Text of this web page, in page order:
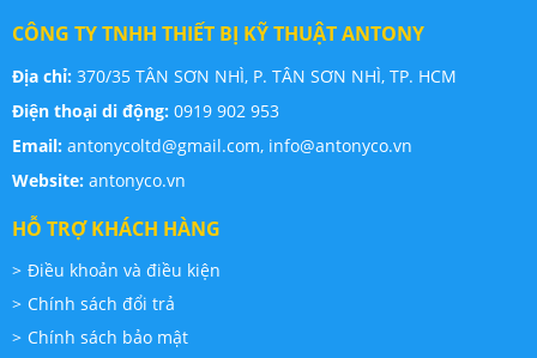
CÔNG TY TNHH THIẾT BỊ KỸ THUẬT ANTONY
Địa chỉ: 370/35 TÂN SƠN NHÌ, P. TÂN SƠN NHÌ, TP. HCM
Điện thoại di động: 0919 902 953
Email: antonycoltd@gmail.com, info@antonyco.vn
Website: antonyco.vn
HỖ TRỢ KHÁCH HÀNG
Điều khoản và điều kiện
Chính sách đổi trả
Chính sách bảo mật